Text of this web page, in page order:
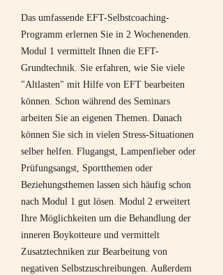
Das umfassende EFT-Selbstcoaching-
Programm erlernen Sie in 2 Wochenenden.
Modul 1 vermittelt Ihnen die EFT-
Grundtechnik. Sie erfahren, wie Sie viele
"Altlasten" mit Hilfe von EFT bearbeiten
können. Schon während des Seminars
arbeiten Sie an eigenen Themen. Danach
können Sie sich in vielen Stress-Situationen
selber helfen. Flugangst, Lampenfieber oder
Prüfungsangst, Sportthemen oder
Beziehungsthemen lassen sich häufig schon
nach Modul 1 gut lösen. Modul 2 erweitert
Ihre Möglichkeiten um die Behandlung der
inneren Boykotteure und vermittelt
Zusatztechniken zur Bearbeitung von
negativen Selbstzuschreibungen. Außerdem